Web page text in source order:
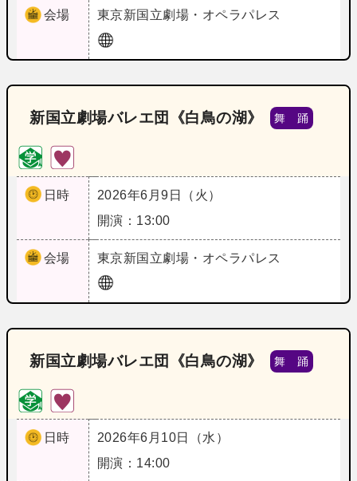
会場 東京新国立劇場・オペラパレス
新国立劇場バレエ団《白鳥の湖》 舞 踊
日時
2026年6月9日（火）
開演：13:00
会場 東京新国立劇場・オペラパレス
新国立劇場バレエ団《白鳥の湖》 舞 踊
日時
2026年6月10日（水）
開演：14:00